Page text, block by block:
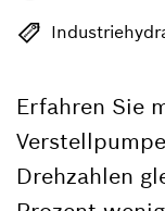
Erfahren Sie
Drehzahlen